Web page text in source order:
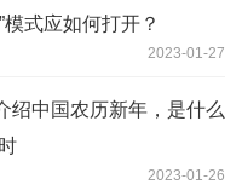
模式应如何打开？
2023-01-27
绍中国农历新年，是什么
2023-01-26